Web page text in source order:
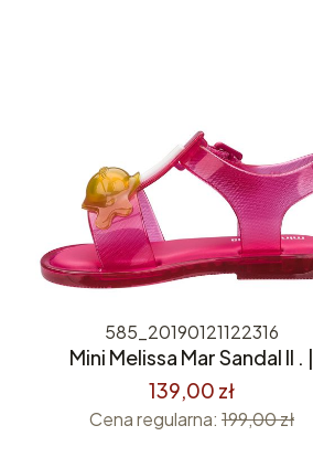
585_20190121122316
Mini Melissa Mar Sandal II . |
139,00 zł
Cena regularna: 199,00 zł